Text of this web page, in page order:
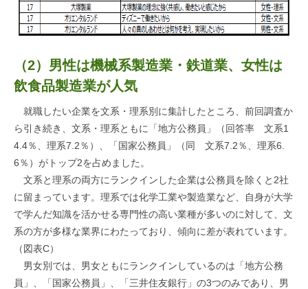
（2）男性は機械系製造業・鉄道業、女性は
飲食品製造業が人気
就職したい企業を文系・理系別に集計したところ、前回調査か
ら引き続き、文系・理系ともに「地方公務員」（回答率 文系1
4.4％、理系7.2％）、「国家公務員」（同 文系7.2％、理系6.
6％）がトップ2を占めました。
文系と理系の両方にランクインした企業は公務員を除くと2社
に留まっています。理系では化学工業や製造業など、自身が大学
で学んだ知識を活かせる専門性の高い業種が多いのに対して、文
系の方が多様な業界にわたっており、傾向に差が表れています。
（図表C）
男女別では、男女ともにランクインしているのは「地方公務
員」、「国家公務員」、「三井住友銀行」の3つのみであり、男